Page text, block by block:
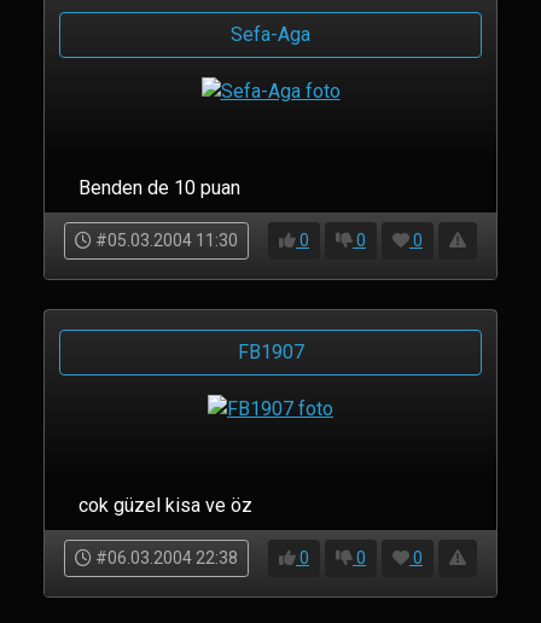
Sefa-Aga
Benden de 10 puan
#05.03.2004 11:30 0 0 0
FB1907
cok güzel kisa ve öz
#06.03.2004 22:38 0 0 0